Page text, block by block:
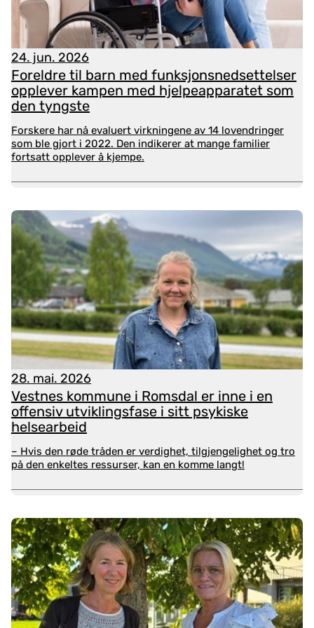
På temasida vil du også få møte ansatte og
pårørende ved Pårørendesenteret i Larvik. Larvik ble
årets pårørendekommune i 2025, og derfor dro vi på
besøk for å lære mer om hvordan de jobber:
I dette praksiseksempelet, kan du lese om
Pårørendesenteret i Vestfold og Telemark.
Engasjerte pårørende bidro til at senteret ble
etablertt. Pårørende får individuell bistand, samtidig
som en viktig rolle er å jobbe på systemnivå, mot
kommuner og spesialisthelsetjenesten.
– Kommune- og
spesialisthelsetjeneste
pårørende enn de gjør i
dag
Les
Er du som leser dette pårørende, på leting etter
hjelp for egen del?
24. jun. 2026
Foreldre til barn med funksjonsnedsettelser
opplever kampen med hjelpeapparatet som
den tyngste
Forskere har nå evaluert virkningene av 14 lovendringer
som ble gjort i 2022. Den indikerer at mange familier
fortsatt opplever å kjempe.
28. mai. 2026
Vestnes kommune i Romsdal er inne i en
offensiv utviklingsfase i sitt psykiske
helsearbeid
– Hvis den røde tråden er verdighet, tilgjengelighet og tro
på den enkeltes ressurser, kan en komme langt!